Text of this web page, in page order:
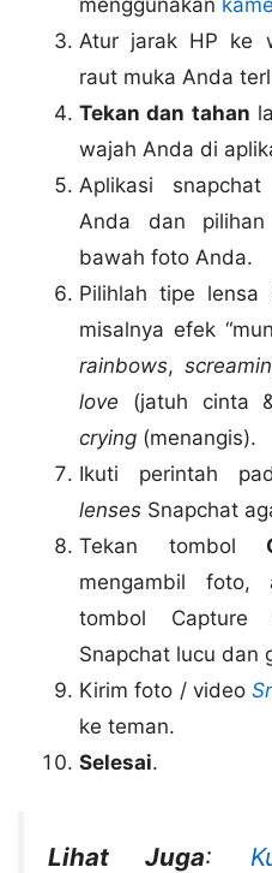
menggunakan
Atur jarak HP ke
raut muka Anda
Tekan dan tahan
wajah Anda di
Aplikasi
Anda dan pilihan
bawah foto Anda.
Pilihlah tipe lensa
misalnya efek
rainbows,
love (jatuh cinta
crying (menangis).
Ikuti perintah
lenses Snapchat
Tekan tombol
mengambil
tombol Capture
Snapchat lucu dan
Kirim foto / video
ke teman.
Selesai.
Lihat Juga: